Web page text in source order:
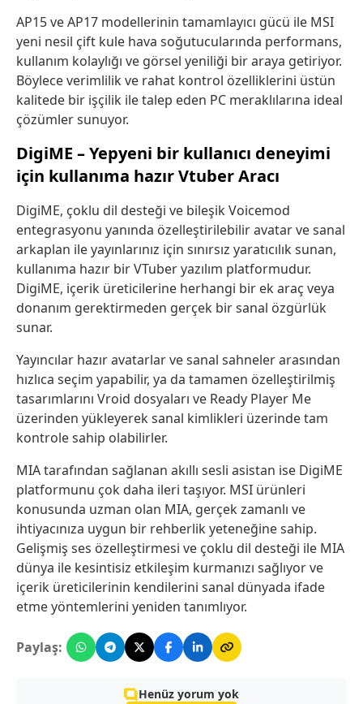
AP15 ve AP17 modellerinin tamamlayıcı gücü ile MSI
yeni nesil çift kule hava soğutucularında performans,
kullanım kolaylığı ve görsel yeniliği bir araya getiriyor.
Böylece verimlilik ve rahat kontrol özelliklerini üstün
kalitede bir işçilik ile talep eden PC meraklılarına ideal
çözümler sunuyor.
DigiME – Yepyeni bir kullanıcı deneyimi
için kullanıma hazır Vtuber Aracı
DigiME, çoklu dil desteği ve bileşik Voicemod
entegrasyonu yanında özelleştirilebilir avatar ve sanal
arkaplan ile yayınlarınız için sınırsız yaratıcılık sunan,
kullanıma hazır bir VTuber yazılım platformudur.
DigiME, içerik üreticilerine herhangi bir ek araç veya
donanım gerektirmeden gerçek bir sanal özgürlük
sunar.
Yayıncılar hazır avatarlar ve sanal sahneler arasından
hızlıca seçim yapabilir, ya da tamamen özelleştirilmiş
tasarımlarını Vroid dosyaları ve Ready Player Me
üzerinden yükleyerek sanal kimlikleri üzerinde tam
kontrole sahip olabilirler.
MIA tarafından sağlanan akıllı sesli asistan ise DigiME
platformunu çok daha ileri taşıyor. MSI ürünleri
konusunda uzman olan MIA, gerçek zamanlı ve
ihtiyacınıza uygun bir rehberlik yeteneğine sahip.
Gelişmiş ses özelleştirmesi ve çoklu dil desteği ile MIA
dünya ile kesintisiz etkileşim kurmanızı sağlıyor ve
içerik üreticilerinin kendilerini sanal dünyada ifade
etme yöntemlerini yeniden tanımlıyor.
Paylaş:
Henüz yorum yok